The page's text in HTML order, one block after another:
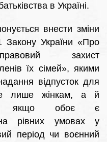
в Україні.
внести зміни
Закону України «Про
захист
їх сімей», якими
відпусток для
лише жінкам, а й
якщо обоє є
на рівних умовах у
період чи воєнний